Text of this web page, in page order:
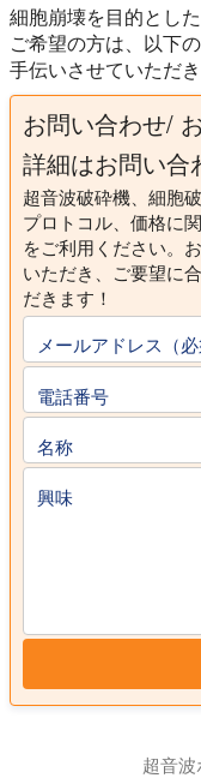
細胞崩壊を目的とし
ご希望の方は、以下
手伝いさせていただき
お問い合わせ/
詳細はお問い合
超音波破砕機、細胞
プロトコル、価格に
をご利用ください。
いただき、ご要望に
だきます！
メールアドレス（必
電話番号
名称
興味
超音